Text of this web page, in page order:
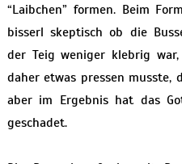
“Laibchen” formen. Beim
bisserl skeptisch ob die
der Teig weniger klebrig
daher etwas pressen musste,
aber im Ergebnis hat das
geschadet.